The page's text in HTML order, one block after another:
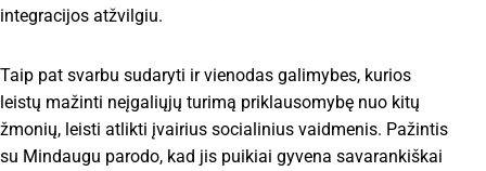
integracijos atžvilgiu.
Taip pat svarbu sudaryti ir vienodas galimybes, kurios
leistų mažinti neįgaliųjų turimą priklausomybę nuo kitų
žmonių, leisti atlikti įvairius socialinius vaidmenis. Pažintis
su Mindaugu parodo, kad jis puikiai gyvena savarankiškai